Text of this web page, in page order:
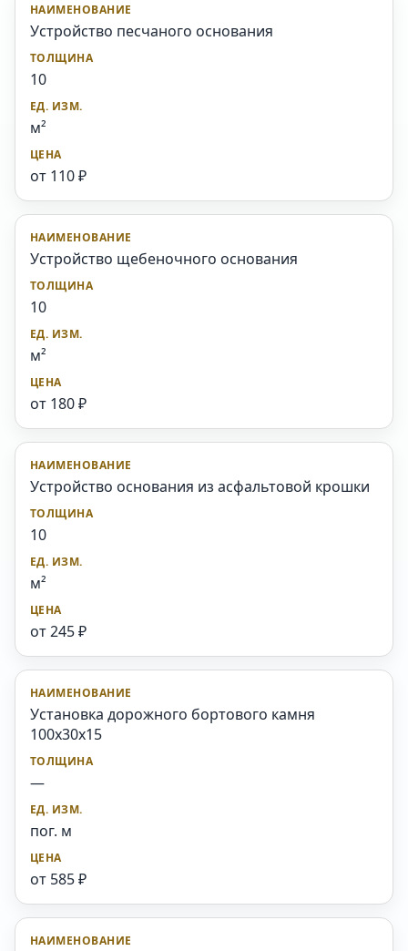
Устройство песчаного основания
10
м²
от 110 ₽
Устройство щебеночного основания
10
м²
от 180 ₽
Устройство основания из асфальтовой крошки
10
м²
от 245 ₽
Установка дорожного бортового камня
100x30x15
—
пог. м
от 585 ₽